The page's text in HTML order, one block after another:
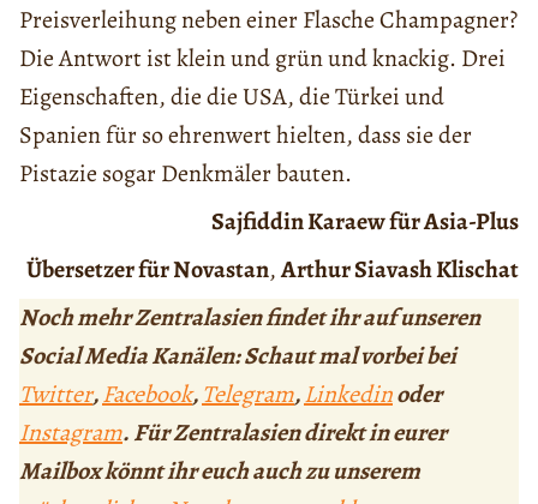
Preisverleihung neben einer Flasche Champagner?
Die Antwort ist klein und grün und knackig. Drei
Eigenschaften, die die USA, die Türkei und
Spanien für so ehrenwert hielten, dass sie der
Pistazie sogar Denkmäler bauten.
Sajfiddin Karaew für Asia-Plus
Übersetzer für Novastan,Arthur Siavash Klischat
Noch mehr Zentralasien findet ihr auf unseren
Social Media Kanälen: Schaut mal vorbei bei
Twitter,Facebook,Telegram,Linkedinoder
Instagram. Für Zentralasien direkt in eurer
Mailbox könnt ihr euch auch zu unserem